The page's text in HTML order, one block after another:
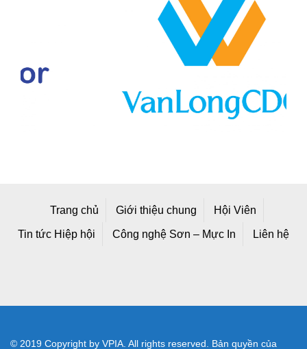
Trang chủ Giới thiệu chung Hội Viên
Tin tức Hiệp hội Công nghệ Sơn – Mực In Liên hệ
© 2019 Copyright by VPIA. All rights reserved. Bản quyền của